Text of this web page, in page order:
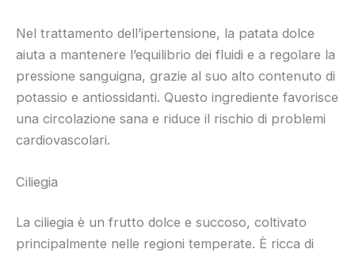
Nel trattamento dell’ipertensione, la patata dolce
aiuta a mantenere l’equilibrio dei fluidi e a regolare la
pressione sanguigna, grazie al suo alto contenuto di
potassio e antiossidanti. Questo ingrediente favorisce
una circolazione sana e riduce il rischio di problemi
cardiovascolari.
Ciliegia
La ciliegia è un frutto dolce e succoso, coltivato
principalmente nelle regioni temperate. È ricca di